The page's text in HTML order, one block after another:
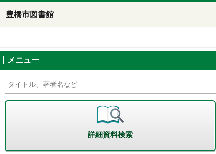
豊橋市図書館
メニュー
詳細資料検索